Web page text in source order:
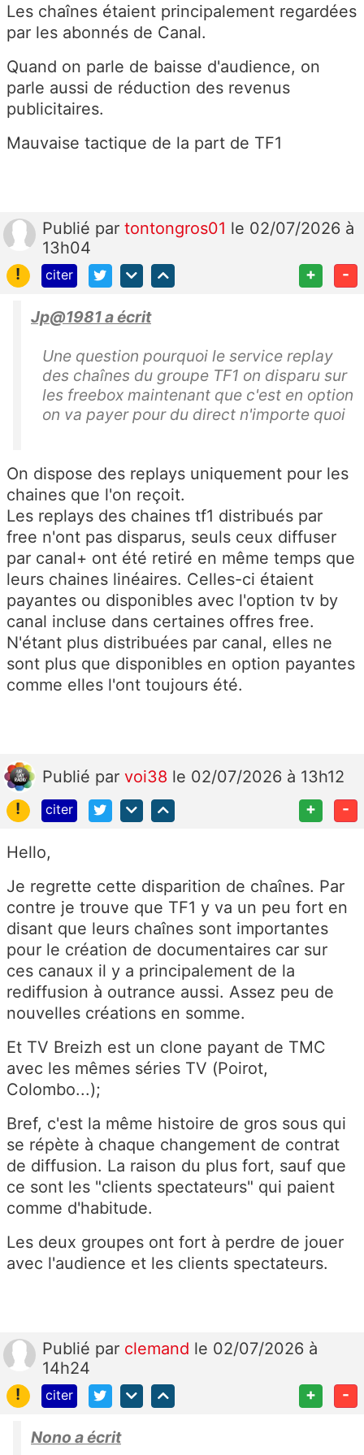
Les chaînes étaient principalement regardées
par les abonnés de Canal.
Quand on parle de baisse d'audience, on
parle aussi de réduction des revenus
publicitaires.
Mauvaise tactique de la part de TF1
Publié par tontongros01 le 02/07/2026 à
13h04
!
citer + -
Jp@1981 a écrit
Une question pourquoi le service replay
des chaînes du groupe TF1 on disparu sur
les freebox maintenant que c'est en option
on va payer pour du direct n'importe quoi
On dispose des replays uniquement pour les
chaines que l'on reçoit.
Les replays des chaines tf1 distribués par
free n'ont pas disparus, seuls ceux diffuser
par canal+ ont été retiré en même temps que
leurs chaines linéaires. Celles-ci étaient
payantes ou disponibles avec l'option tv by
canal incluse dans certaines offres free.
N'étant plus distribuées par canal, elles ne
sont plus que disponibles en option payantes
comme elles l'ont toujours été.
Publié par voi38 le 02/07/2026 à 13h12
!
citer + -
Hello,
Je regrette cette disparition de chaînes. Par
contre je trouve que TF1 y va un peu fort en
disant que leurs chaînes sont importantes
pour le création de documentaires car sur
ces canaux il y a principalement de la
rediffusion à outrance aussi. Assez peu de
nouvelles créations en somme.
Et TV Breizh est un clone payant de TMC
avec les mêmes séries TV (Poirot,
Colombo...);
Bref, c'est la même histoire de gros sous qui
se répète à chaque changement de contrat
de diffusion. La raison du plus fort, sauf que
ce sont les "clients spectateurs" qui paient
comme d'habitude.
Les deux groupes ont fort à perdre de jouer
avec l'audience et les clients spectateurs.
Publié par clemand le 02/07/2026 à
14h24
!
citer + -
Nono a écrit